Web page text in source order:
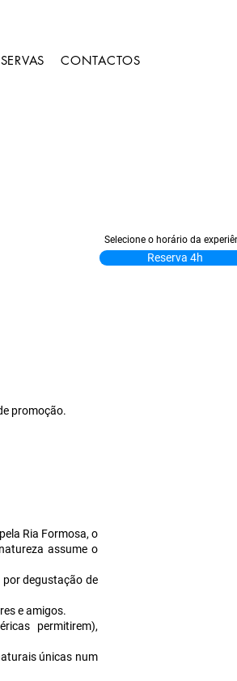
CONTACTOS
Selecione o horário da
Reserva 4h
promoção.
Ria Formosa, o
assume o
degustação de
e amigos.
permitirem),
únicas num